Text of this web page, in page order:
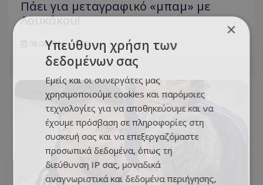
Πάει για μεταγραφικό «μπαμ» με
Λουκάκου!
08.08.2026 - 17:03
×
Υπεύθυνη χρήση των
δεδομένων σας
Εμείς και οι συνεργάτες μας
χρησιμοποιούμε cookies και παρόμοιες
τεχνολογίες για να αποθηκεύουμε και να
έχουμε πρόσβαση σε πληροφορίες στη
συσκευή σας και να επεξεργαζόμαστε
προσωπικά δεδομένα, όπως τη
διεύθυνση IP σας, μοναδικά
αναγνωριστικά και δεδομένα περιήγησης,